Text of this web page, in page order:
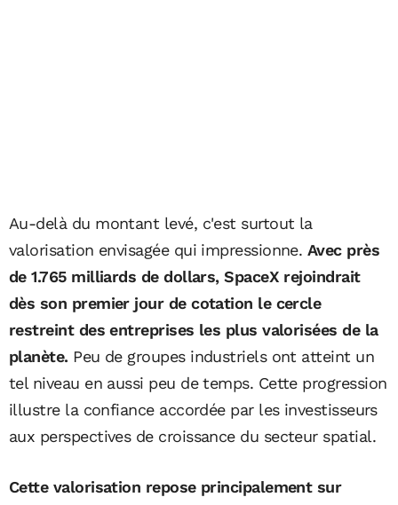
Au-delà du montant levé, c'est surtout la
valorisation envisagée qui impressionne. Avec près
de 1.765 milliards de dollars, SpaceX rejoindrait
dès son premier jour de cotation le cercle
restreint des entreprises les plus valorisées de la
planète. Peu de groupes industriels ont atteint un
tel niveau en aussi peu de temps. Cette progression
illustre la confiance accordée par les investisseurs
aux perspectives de croissance du secteur spatial.
Cette valorisation repose principalement sur